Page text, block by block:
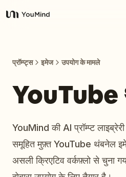
YouMind
प्रॉम्प्ट
प्रॉम्प्ट्स इमेज उपयोग के मामले
YouTube
YouMind की AI प्रॉम्प्ट
समूहित मुफ़्त YouTube थंबनेल
असली क्रिएटिव वर्कफ़्लो से चुना